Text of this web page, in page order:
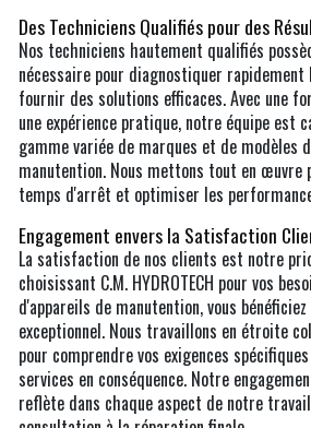
Des Techniciens Qualifiés pour des
Nos techniciens hautement qualifiés
nécessaire pour diagnostiquer
fournir des solutions efficaces. Avec une
une expérience pratique, notre équipe est
gamme variée de marques et de modèles
manutention. Nous mettons tout en œuvre
temps d'arrêt et optimiser les
Engagement envers la Satisfaction
La satisfaction de nos clients est notre
choisissant C.M. HYDROTECH pour vos
d'appareils de manutention, vous
exceptionnel. Nous travaillons en étroite
pour comprendre vos exigences
services en conséquence. Notre
reflète dans chaque aspect de notre